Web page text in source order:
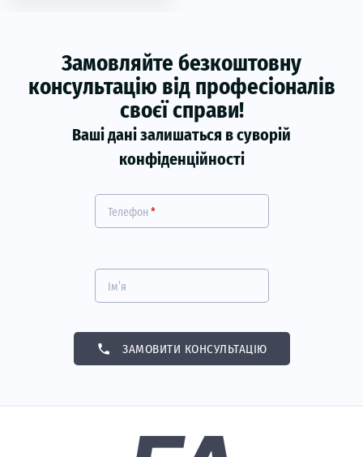
Замовляйте безкоштовну
консультацію від професіоналів
своєї справи!
Ваші дані залишаться в суворій
конфіденційності
Телефон*
Ім’я
phone ЗАМОВИТИ КОНСУЛЬТАЦІЮ